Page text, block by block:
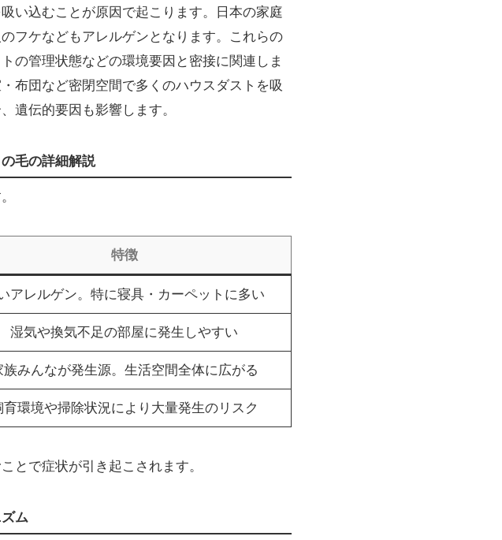
い込むことが原因で起こります。日本の家庭
フケなどもアレルゲンとなります。これらの
の管理状態などの環境要因と密接に関連しま
布団など密閉空間で多くのハウスダストを吸
遺伝的要因も影響します。
毛の詳細解説
特徴
アレルゲン。特に寝具・カーペットに多い
湿気や換気不足の部屋に発生しやすい
族みんなが発生源。生活空間全体に広がる
育環境や掃除状況により大量発生のリスク
とで症状が引き起こされます。
ム